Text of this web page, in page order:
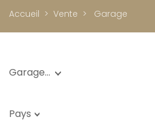
Accueil Vente Garage
Garage…
Pays